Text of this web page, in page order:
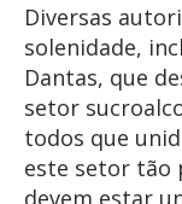
Diversas
solenidade,
Dantas, que
setor
todos que
este setor tão
devem estar